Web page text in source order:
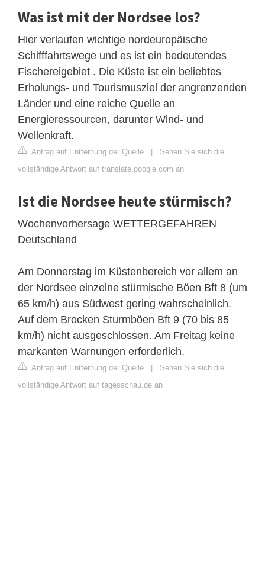
Was ist mit der Nordsee los?
Hier verlaufen wichtige nordeuropäische
Schifffahrtswege und es ist ein bedeutendes
Fischereigebiet . Die Küste ist ein beliebtes
Erholungs- und Tourismusziel der angrenzenden
Länder und eine reiche Quelle an
Energieressourcen, darunter Wind- und
Wellenkraft.
Antrag auf Entfernung der Quelle | Sehen Sie sich die
vollständige Antwort auf translate.google.com an
Ist die Nordsee heute stürmisch?
Wochenvorhersage WETTERGEFAHREN
Deutschland
Am Donnerstag im Küstenbereich vor allem an
der Nordsee einzelne stürmische Böen Bft 8 (um
65 km/h) aus Südwest gering wahrscheinlich.
Auf dem Brocken Sturmböen Bft 9 (70 bis 85
km/h) nicht ausgeschlossen. Am Freitag keine
markanten Warnungen erforderlich.
Antrag auf Entfernung der Quelle | Sehen Sie sich die
vollständige Antwort auf tagesschau.de an